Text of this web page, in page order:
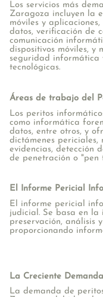
Los servicios más
Zaragoza incluyen la
móviles y
datos, verificación de
comunicación
dispositivos móviles, y
seguridad informática
tecnológicas.
Áreas de trabajo del
Los peritos
como informática
datos, entre otros, y
dictámenes
evidencias, detección
de penetración o "pen
El Informe Pericial
El informe pericial
judicial. Se basa en la
preservación, análisis
proporcionando
La Creciente
La demanda de